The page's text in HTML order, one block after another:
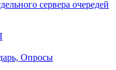
сервера очередей
Опросы